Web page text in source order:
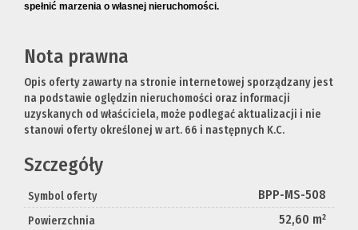
spełnić marzenia o własnej nieruchomości.
Nota prawna
Opis oferty zawarty na stronie internetowej sporządzany jest
na podstawie oględzin nieruchomości oraz informacji
uzyskanych od właściciela, może podlegać aktualizacji i nie
stanowi oferty określonej w art. 66 i następnych K.C.
Szczegóły
Symbol oferty BPP-MS-508
Powierzchnia 52,60 m²